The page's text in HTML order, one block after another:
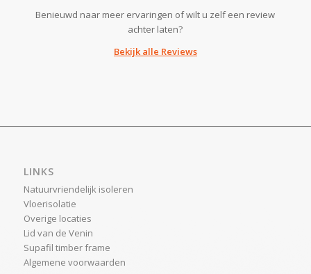
Benieuwd naar meer ervaringen of wilt u zelf een review
achter laten?
Bekijk alle Reviews
LINKS
Natuurvriendelijk isoleren
Vloerisolatie
Overige locaties
Lid van de Venin
Supafil timber frame
Algemene voorwaarden